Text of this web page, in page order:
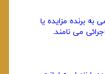
برنده مزایده یا
می‌ نامند.